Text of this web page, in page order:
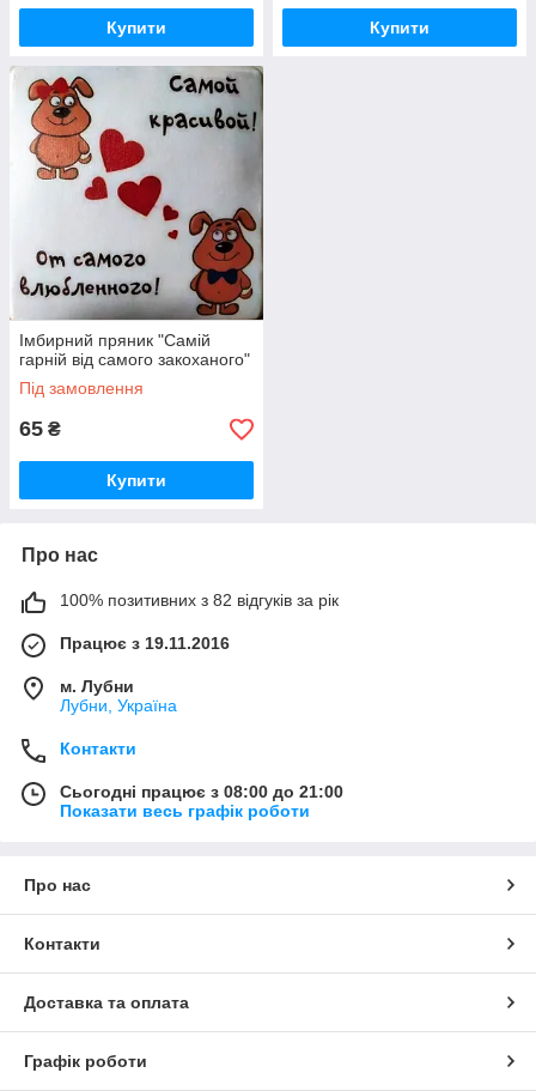
Купити Купити
Імбирний пряник "Самій
гарній від самого закоханого"
Під замовлення
65 ₴
Купити
Про нас
100% позитивних з 82 відгуків за рік
Працює з 19.11.2016
м. Лубни
Лубни, Україна
Контакти
Сьогодні працює з 08:00 до 21:00
Показати весь графік роботи
Про нас
Контакти
Доставка та оплата
Графік роботи